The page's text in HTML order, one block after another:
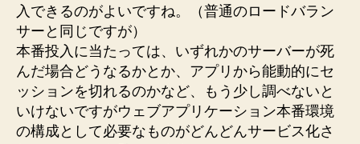
入できるのがよいですね。（普通のロードバラン
サーと同じですが）
本番投入に当たっては、いずれかのサーバーが死
んだ場合どうなるかとか、アプリから能動的にセ
ッションを切れるのかなど、もう少し調べないと
いけないですがウェブアプリケーション本番環境
の構成として必要なものがどんどんサービス化さ